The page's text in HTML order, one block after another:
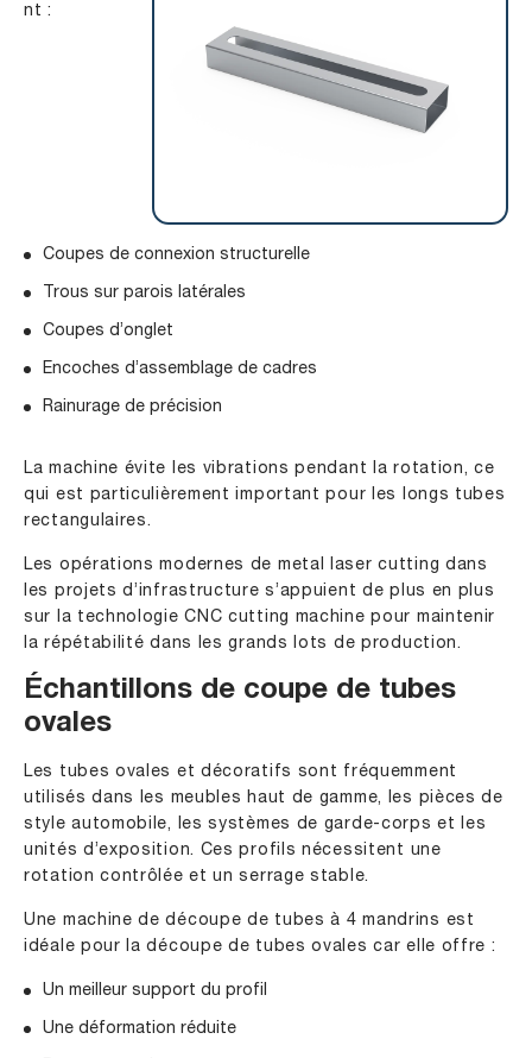
nt :
Coupes de connexion structurelle
Trous sur parois latérales
Coupes d’onglet
Encoches d’assemblage de cadres
Rainurage de précision
La machine évite les vibrations pendant la rotation, ce
qui est particulièrement important pour les longs tubes
rectangulaires.
Les opérations modernes de metal laser cutting dans
les projets d’infrastructure s’appuient de plus en plus
sur la technologie CNC cutting machine pour maintenir
la répétabilité dans les grands lots de production.
Échantillons de coupe de tubes
ovales
Les tubes ovales et décoratifs sont fréquemment
utilisés dans les meubles haut de gamme, les pièces de
style automobile, les systèmes de garde-corps et les
unités d’exposition. Ces profils nécessitent une
rotation contrôlée et un serrage stable.
Une machine de découpe de tubes à 4 mandrins est
idéale pour la découpe de tubes ovales car elle offre :
Un meilleur support du profil
Une déformation réduite